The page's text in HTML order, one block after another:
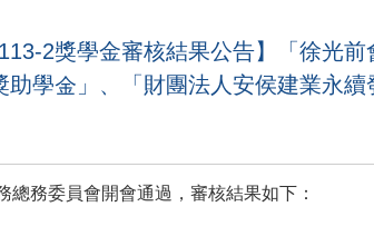
2獎學金審核結果公告】「徐光
學金」、「財團法人安侯建業永
總務委員會開會通過，審核結果如下：